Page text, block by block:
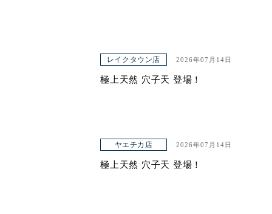
レイクタウン店 2026年07月14日
極上天然 穴子天 登場！
ヤエチカ店 2026年07月14日
極上天然 穴子天 登場！